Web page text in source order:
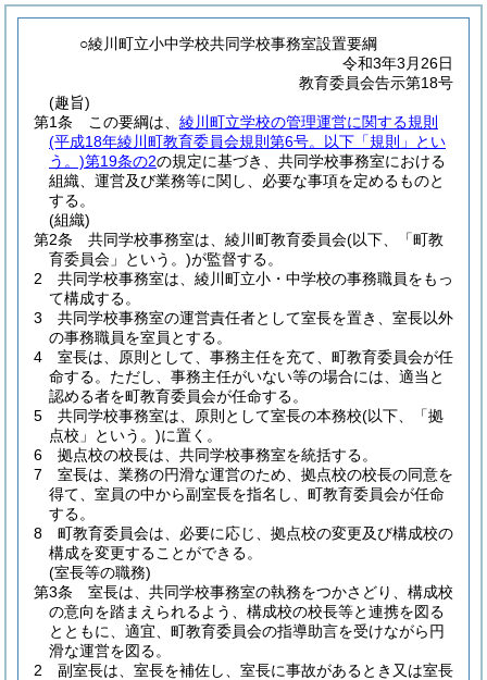
○綾川町立小中学校共同学校事務室設置要綱
令和3年3月26日
教育委員会告示第18号
(趣旨)
第1条
この要綱は、 綾川町立学校の管理運営に関する規則
(平成18年綾川町教育委員会規則第6号。以下「規則」とい
う。)第19条の2の規定に基づき、共同学校事務室における
組織、運営及び業務等に関し、必要な事項を定めるものと
する。
(組織)
第2条
共同学校事務室は、綾川町教育委員会(以下、「町教
育委員会」という。)が監督する。
2
共同学校事務室は、綾川町立小・中学校の事務職員をもっ
て構成する。
3
共同学校事務室の運営責任者として室長を置き、室長以外
の事務職員を室員とする。
4
室長は、原則として、事務主任を充て、町教育委員会が任
命する。 ただし、事務主任がいない等の場合には、適当と
認める者を町教育委員会が任命する。
5
共同学校事務室は、原則として室長の本務校(以下、「拠
点校」という。)に置く。
6
拠点校の校長は、共同学校事務室を統括する。
7
室長は、業務の円滑な運営のため、拠点校の校長の同意を
得て、室員の中から副室長を指名し、町教育委員会が任命
する。
8
町教育委員会は、必要に応じ、拠点校の変更及び構成校の
構成を変更することができる。
(室長等の職務)
第3条
室長は、共同学校事務室の執務をつかさどり、構成校
の意向を踏まえられるよう、構成校の校長等と連携を図る
とともに、適宜、町教育委員会の指導助言を受けながら円
滑な運営を図る。
2
副室長は、室長を補佐し、室長に事故があるとき又は室長